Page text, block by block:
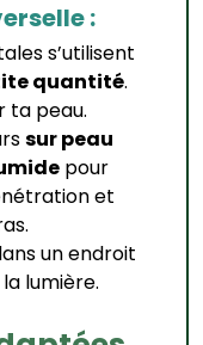
:
s’utilisent
quantité.
ta peau.
sur peau
pour
et
un endroit
lumière.